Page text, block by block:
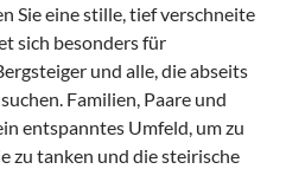
Sie eine stille, tief verschneite
sich besonders für
und alle, die abseits
Familien, Paare und
entspanntes Umfeld, um zu
zu tanken und die steirische